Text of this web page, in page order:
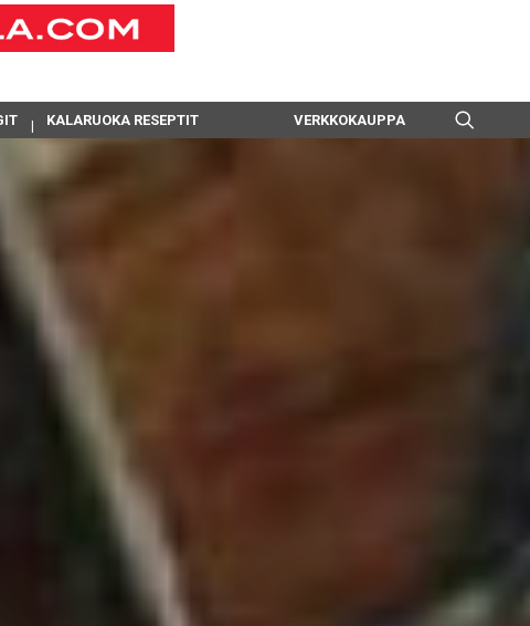
KALARUOKA RESEPTIT VERKKOKAUPPA